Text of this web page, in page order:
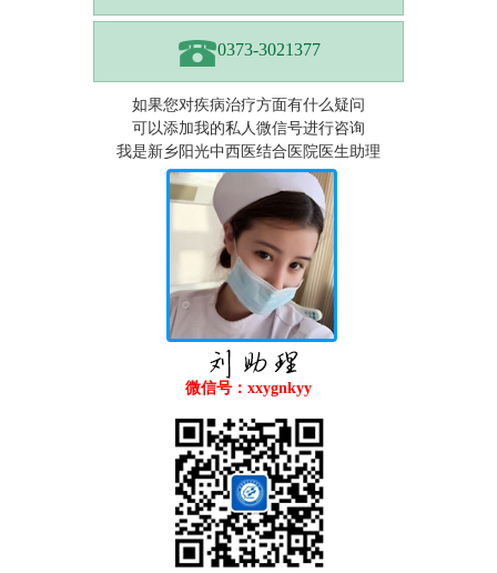
0373-3021377
如果您对疾病治疗方面有什么疑问
可以添加我的私人微信号进行咨询
我是新乡阳光中西医结合医院医生助理
微信号：xxygnkyy